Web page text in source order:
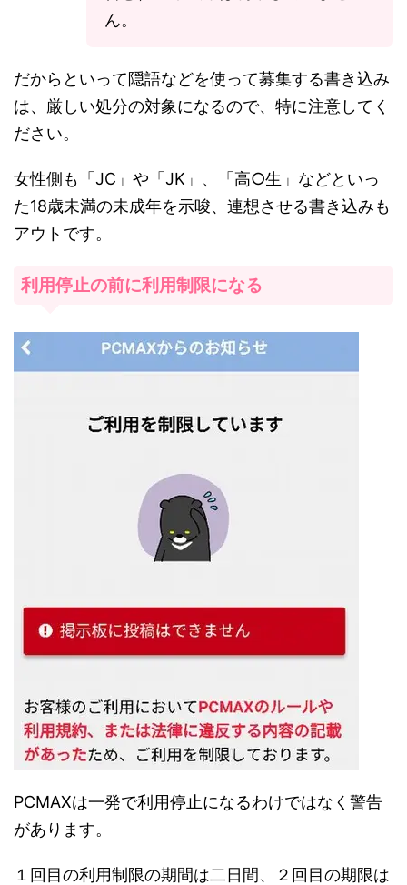
ん。
だからといって隠語などを使って募集する書き込み
は、厳しい処分の対象になるので、特に注意してく
ださい。
女性側も「JC」や「JK」、「高○生」などといっ
た18歳未満の未成年を示唆、連想させる書き込みも
アウトです。
利用停止の前に利用制限になる
PCMAXは一発で利用停止になるわけではなく警告
があります。
１回目の利用制限の期間は二日間、２回目の期限は